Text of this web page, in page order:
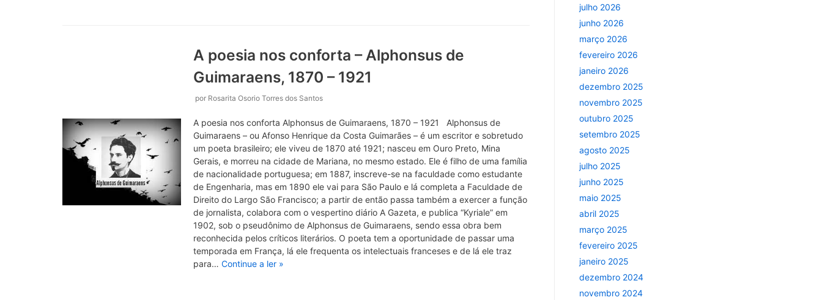
A poesia nos conforta – Alphonsus de
Guimaraens, 1870 – 1921
por Rosarita Osorio Torres dos Santos
A poesia nos conforta Alphonsus de Guimaraens, 1870 – 1921 Alphonsus de
Guimaraens – ou Afonso Henrique da Costa Guimarães – é um escritor e sobretudo
um poeta brasileiro; ele viveu de 1870 até 1921; nasceu em Ouro Preto, Mina
Gerais, e morreu na cidade de Mariana, no mesmo estado. Ele é filho de uma família
de nacionalidade portuguesa; em 1887, inscreve-se na faculdade como estudante
de Engenharia, mas em 1890 ele vai para São Paulo e lá completa a Faculdade de
Direito do Largo São Francisco; a partir de então passa também a exercer a função
de jornalista, colabora com o vespertino diário A Gazeta, e publica “Kyriale” em
1902, sob o pseudônimo de Alphonsus de Guimaraens, sendo essa obra bem
reconhecida pelos críticos literários. O poeta tem a oportunidade de passar uma
temporada em França, lá ele frequenta os intelectuais franceses e de lá ele traz
para… Continue a ler »
julho 2026
junho 2026
março 2026
fevereiro 2026
janeiro 2026
dezembro 2025
novembro 2025
outubro 2025
setembro 2025
agosto 2025
julho 2025
junho 2025
maio 2025
abril 2025
março 2025
fevereiro 2025
janeiro 2025
dezembro 2024
novembro 2024